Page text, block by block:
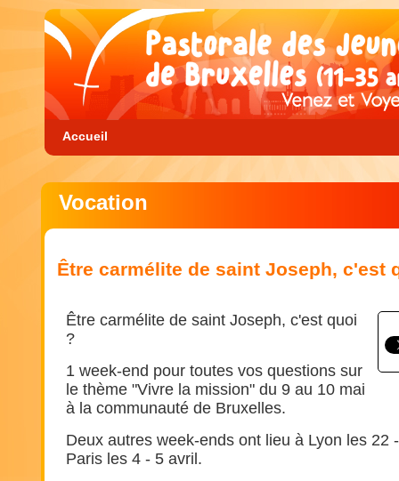
Accueil
Vocation
Être carmélite de saint Joseph, c'est
Être carmélite de saint Joseph, c'est quoi
?
1 week-end pour toutes vos questions sur
le thème "Vivre la mission" du 9 au 10 mai
à la communauté de Bruxelles.
Deux autres week-ends ont lieu à Lyon les 22
Paris les 4 - 5 avril.